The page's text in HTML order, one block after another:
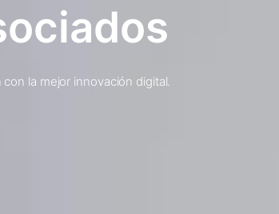
la mejor innovación digital.